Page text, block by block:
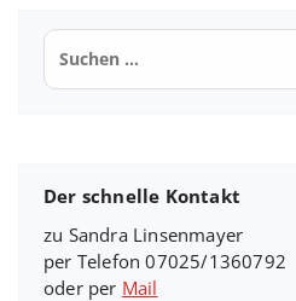
Suchen
nach:
Der schnelle Kontakt
zu Sandra Linsenmayer
per Telefon 07025/1360792
oder per Mail